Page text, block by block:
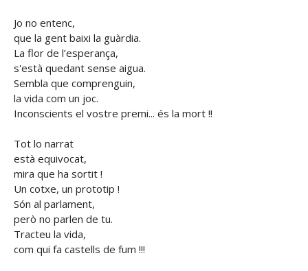
Jo no entenc,
que la gent baixi la guàrdia.
La flor de l’esperança,
s'està quedant sense aigua.
Sembla que comprenguin,
la vida com un joc.
Inconscients el vostre premi... és la mort !!
Tot lo narrat
està equivocat,
mira que ha sortit !
Un cotxe, un prototip !
Són al parlament,
però no parlen de tu.
Tracteu la vida,
com qui fa castells de fum !!!